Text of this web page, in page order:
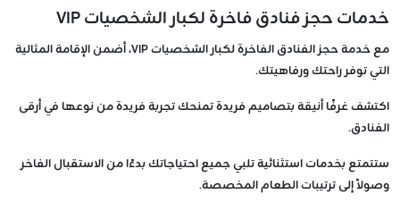
خدمات حجز فنادق فاخرة لكبار الشخصيات VIP
مع خدمة حجز الفنادق الفاخرة لكبار الشخصيات VIP، أضمن الإقامة المثالية
التي توفر راحتك ورفاهيتك.
اكتشف غرفًا أنيقة بتصاميم فريدة تمنحك تجربة فريدة من نوعها في أرقى
الفنادق.
ستتمتع بخدمات استثنائية تلبي جميع احتياجاتك بدءًا من الاستقبال الفاخر
وصولاً إلى ترتيبات الطعام المخصصة.